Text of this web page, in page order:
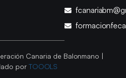
Canaria de Balonmano |
por TOOOLS